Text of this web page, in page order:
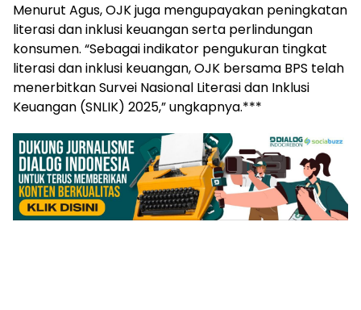
Menurut Agus, OJK juga mengupayakan peningkatan
literasi dan inklusi keuangan serta perlindungan
konsumen. “Sebagai indikator pengukuran tingkat
literasi dan inklusi keuangan, OJK bersama BPS telah
menerbitkan Survei Nasional Literasi dan Inklusi
Keuangan (SNLIK) 2025,” ungkapnya.***